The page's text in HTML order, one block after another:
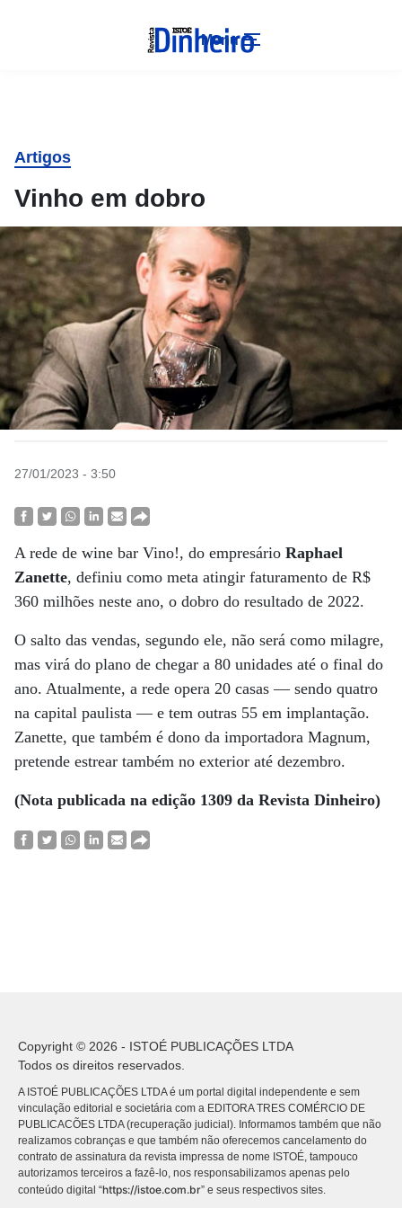
Menu
Artigos
Vinho em dobro
27/01/2023 - 3:50
A rede de wine bar Vino!, do empresário Raphael
Zanette, definiu como meta atingir faturamento de R$
360 milhões neste ano, o dobro do resultado de 2022.
O salto das vendas, segundo ele, não será como milagre,
mas virá do plano de chegar a 80 unidades até o final do
ano. Atualmente, a rede opera 20 casas — sendo quatro
na capital paulista — e tem outras 55 em implantação.
Zanette, que também é dono da importadora Magnum,
pretende estrear também no exterior até dezembro.
(Nota publicada na edição 1309 da Revista Dinheiro)
Copyright © 2026 - ISTOÉ PUBLICAÇÕES LTDA
Todos os direitos reservados.
A ISTOÉ PUBLICAÇÕES LTDA é um portal digital independente e sem
vinculação editorial e societária com a EDITORA TRES COMÉRCIO DE
PUBLICACÕES LTDA (recuperação judicial). Informamos também que não
realizamos cobranças e que também não oferecemos cancelamento do
contrato de assinatura da revista impressa de nome ISTOÉ, tampouco
autorizamos terceiros a fazê-lo, nos responsabilizamos apenas pelo
conteúdo digital “https://istoe.com.br” e seus respectivos sites.